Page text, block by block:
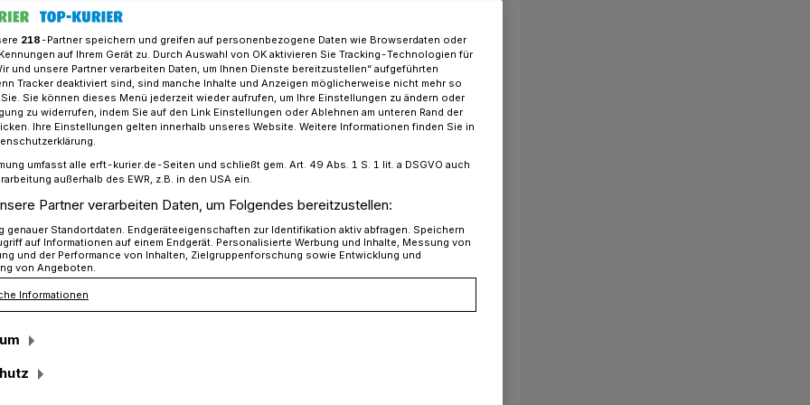
feiert erstes Schützenfest auf neuem Festplatz​
auf neuem Dorf- und
Tag“
Dr. Martin Mertens mag den Begriff
des neuen Dorf- und
Schützenfest indes war
wie der Rathaus-Chef bei der
mit guten Gründen deutlich
218-Partner speichern und greifen auf personenbezogene Daten wie Browserdaten oder
auf Ihrem Gerät zu. Durch Auswahl von OK aktivieren Sie Tracking-Technologien für
und unsere Partner verarbeiten Daten, um Ihnen Dienste bereitzustellen“ aufgeführten
Tracker deaktiviert sind, sind manche Inhalte und Anzeigen möglicherweise nicht mehr so
Sie können dieses Menü jederzeit wieder aufrufen, um Ihre Einstellungen zu ändern oder
zu widerrufen, indem Sie auf den Link Einstellungen oder Ablehnen am unteren Rand der
Ihre Einstellungen gelten innerhalb unseres Website. Weitere Informationen finden Sie in
umfasst alle erft-kurier.de-Seiten und schließt gem. Art. 49 Abs. 1 S. 1 lit. a DSGVO auch
außerhalb des EWR, z.B. in den USA ein.
Partner verarbeiten Daten, um Folgendes bereitzustellen:
genauer Standortdaten. Endgeräteeigenschaften zur Identifikation aktiv abfragen. Speichern
auf Informationen auf einem Endgerät. Personalisierte Werbung und Inhalte, Messung von
und der Performance von Inhalten, Zielgruppenforschung sowie Entwicklung und
von Angeboten.
Informationen